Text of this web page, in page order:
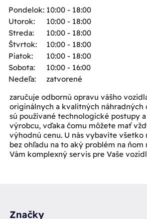
Pondelok: 10:00 - 18:00
Utorok:
10:00 - 18:00
Streda:
10:00 - 18:00
Štvrtok:
10:00 - 18:00
Piatok:
10:00 - 18:00
Sobota:
10:00 - 16:00
Nedeľa:
zatvorené
zaručuje odbornú opravu vášho
originálnych a kvalitných náhradných
sú používané technologické postupy
výrobcu, vďaka čomu môžete mať
výhodnú cenu. U nás vybavíte všetko
bez ohľadu na to aký problém na
Vám komplexný servis pre Vaše
Značky